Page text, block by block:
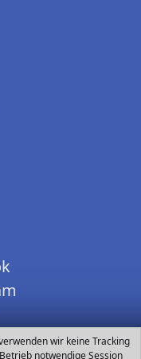
wir keine Tracking
notwendige Session